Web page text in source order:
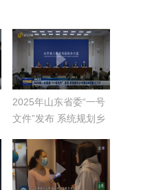
2025年山东省委“一号
文件”发布 系统规划乡
【权威发布】